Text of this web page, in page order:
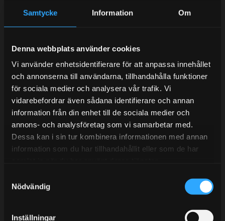
Samtycke Information Om
Denna webbplats använder cookies
Vi använder enhetsidentifierare för att anpassa innehållet
och annonserna till användarna, tillhandahålla funktioner
för sociala medier och analysera vår trafik. Vi
vidarebefordrar även sådana identifierare och annan
information från din enhet till de sociala medier och
annons- och analysföretag som vi samarbetar med.
Dessa kan i sin tur kombinera informationen med annan
information som du har tillhandahållit eller som de har
Nödvändig
Inställningar
Kundtjänst telefon:
Semestertider.
Under V.27 - V.33 nås vi enbart på mejl. Ordrar skickas
under sommaren men med viss fördröjning. 2/7 -9/7 är
det helt stängt.
Mån-Tors: 10:30-15:00
Lunchstängt 12:00-13:00
Tel:031- 51 66 60